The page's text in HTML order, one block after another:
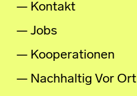
Kontakt
Jobs
Kooperationen
Nachhaltig Vor Ort